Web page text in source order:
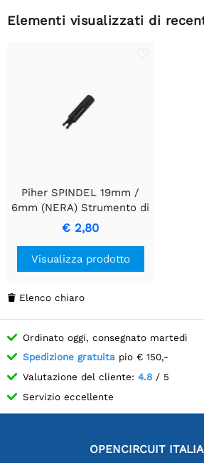
Elementi visualizzati di
Piher SPINDEL 19mm /
6mm (NERA) Strumento di
Precisione
€ 2,80
Visualizza prodotto
 Elenco chiaro
Ordinato oggi, consegnato martedì
Spedizione gratuita pio € 150,-
Valutazione del cliente: 4.8 / 5
Servizio eccellente
OPENCIRCUIT ITALIA